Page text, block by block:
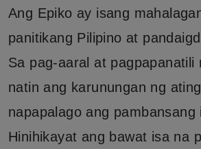
Ang Epiko ay isang
panitikang Pilipino at
Sa pag-aaral at pagpapanatili
natin ang karunungan ng
napapalago ang pambansang
Hinihikayat ang bawat isa na